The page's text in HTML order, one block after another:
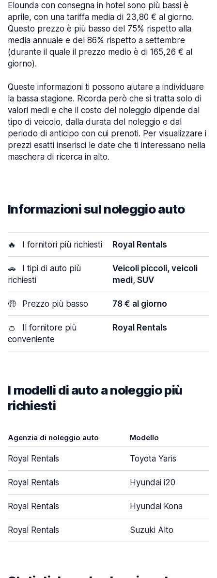
Elounda con consegna in hotel sono più bassi è
aprile, con una tariffa media di 23,80 € al giorno.
Questo prezzo è più basso del 75% rispetto alla
media annuale e del 86% rispetto a settembre
(durante il quale il prezzo medio è di 165,26 € al
giorno).
Queste informazioni ti possono aiutare a individuare
la bassa stagione. Ricorda però che si tratta solo di
valori medi e che il costo del noleggio dipende dal
tipo di veicolo, dalla durata del noleggio e dal
periodo di anticipo con cui prenoti. Per visualizzare i
prezzi esatti inserisci le date che ti interessano nella
maschera di ricerca in alto.
Informazioni sul noleggio auto
🔥 I fornitori più richiesti Royal Rentals
🚗
I tipi di auto più
richiesti
Veicoli piccoli, veicoli
medi, SUV
🤑 Prezzo più basso 78 € al giorno
👛
Il fornitore più
conveniente
Royal Rentals
I modelli di auto a noleggio più
richiesti
Agenzia di noleggio auto Modello
Royal Rentals Toyota Yaris
Royal Rentals Hyundai i20
Royal Rentals Hyundai Kona
Royal Rentals Suzuki Alto